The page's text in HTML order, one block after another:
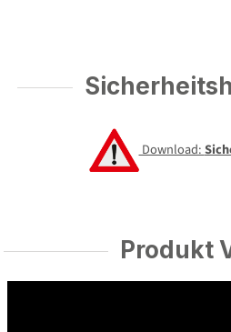
Download:
Produkt